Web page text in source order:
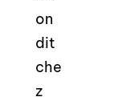
on
dit
che
z